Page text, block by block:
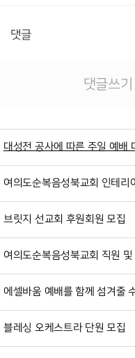
댓글
댓글쓰
대성전 공사에 따른 주일 예
여의도순복음성북교회 인테리
브릿지 선교회 후원회원 모집
여의도순복음성북교회 직원
에셀바움 예배를 함께 섬겨줄
블레싱 오케스트라 단원 모집